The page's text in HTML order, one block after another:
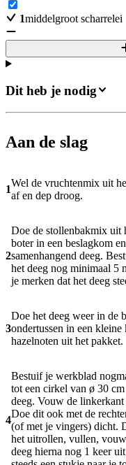
1middelgroot scharrelei
Dit heb je nodig
Aan de slag
1
Wel de vruchtenmix uit
af en dep droog.
2
Doe de stollenbakmix uit
boter in een beslagkom
samenhangend deeg.
het deeg nog minimaal 5
je merken dat het deeg
3
Doe het deeg weer in de
ondertussen in een
hazelnoten uit het pakket.
4
Bestuif je werkblad
tot een cirkel van ø 30
deeg. Vouw de
Doe dit ook met de
(of met je vingers) dicht.
het uitrollen, vullen,
deeg hierna nog 1 keer